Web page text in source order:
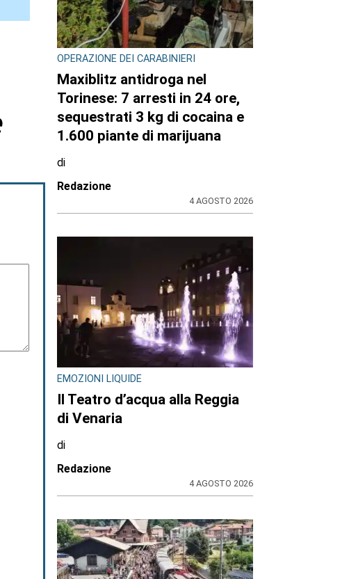
OPERAZIONE DEI CARABINIERI
Maxiblitz antidroga nel
Torinese: 7 arresti in 24 ore,
sequestrati 3 kg di cocaina e
1.600 piante di marijuana
di
Redazione
4 AGOSTO 2026
EMOZIONI LIQUIDE
Il Teatro d’acqua alla Reggia
di Venaria
di
Redazione
4 AGOSTO 2026